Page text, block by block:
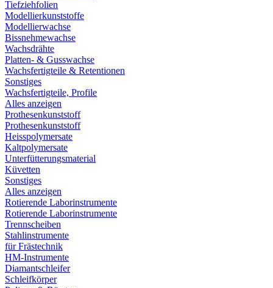
Tiefziehfolien
Modellierkunststoffe
Modellierwachse
Bissnehmewachse
Wachsdrähte
Platten- & Gusswachse
Wachsfertigteile & Retentionen
Sonstiges
Wachsfertigteile, Profile
Alles anzeigen
Prothesenkunststoff
Prothesenkunststoff
Heisspolymersate
Kaltpolymersate
Unterfütterungsmaterial
Küvetten
Sonstiges
Alles anzeigen
Rotierende Laborinstrumente
Rotierende Laborinstrumente
Trennscheiben
Stahlinstrumente
für Frästechnik
HM-Instrumente
Diamantschleifer
Schleifkörper